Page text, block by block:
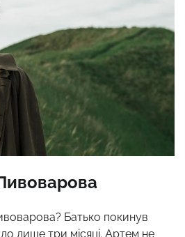
Батько покинув
лише три місяці. Артем не